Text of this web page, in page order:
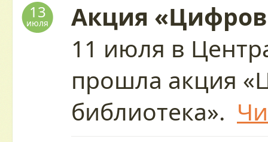
13
июля
Акция
11 июля в
прошла акция
библиотека».